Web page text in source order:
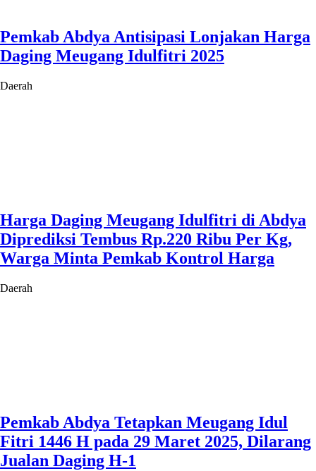
Pemkab Abdya Antisipasi Lonjakan Harga
Daging Meugang Idulfitri 2025
Daerah
Harga Daging Meugang Idulfitri di Abdya
Diprediksi Tembus Rp.220 Ribu Per Kg,
Warga Minta Pemkab Kontrol Harga
Daerah
Pemkab Abdya Tetapkan Meugang Idul
Fitri 1446 H pada 29 Maret 2025, Dilarang
Jualan Daging H-1